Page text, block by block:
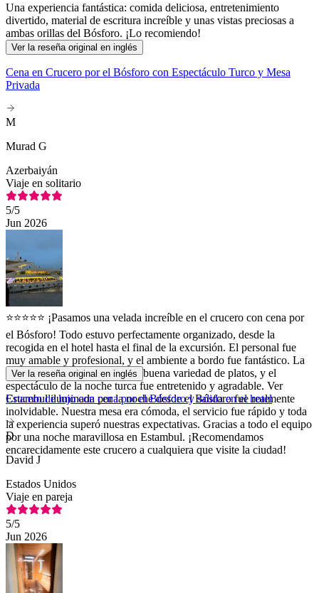
Una experiencia fantástica: comida deliciosa, entretenimiento
divertido, material de escritura increíble y unas vistas preciosas a
ambas orillas del Bósforo. ¡Lo recomiendo!
Ver la reseña original en inglés
Cena en Crucero por el Bósforo con Espectáculo Turco y Mesa
Privada
M
Murad G
Azerbaiyán
Viaje en solitario
5/5
Jun 2026
⭐⭐⭐⭐⭐ ¡Pasamos una velada increíble en el crucero con cena por
el Bósforo! Todo estuvo perfectamente organizado, desde la
recogida en el hotel hasta el final de la excursión. El personal fue
muy amable y profesional, y el ambiente a bordo fue fantástico. La
cena estaba deliciosa, con una buena variedad de platos, y el
espectáculo de la noche turca fue entretenido y agradable. Ver
Estambul iluminada por la noche desde el Bósforo fue realmente
inolvidable. Nuestra mesa era cómoda, el servicio fue rápido y toda
la experiencia superó nuestras expectativas. Gracias a todo el equipo
por una noche maravillosa en Estambul. ¡Recomendamos
encarecidamente este crucero a cualquiera que visite la ciudad!
Ver la reseña original en inglés
Crucero de lujo con cena por el Bósforo y salida en el hotel
D
David J
Estados Unidos
Viaje en pareja
5/5
Jun 2026